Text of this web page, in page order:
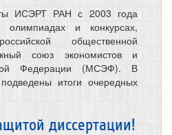
ИСЭРТ РАН с 2003 года
олимпиадах и конкурсах,
общественной
союз экономистов и
Федерации (МСЭФ). В
итоги очередных
диссертации!